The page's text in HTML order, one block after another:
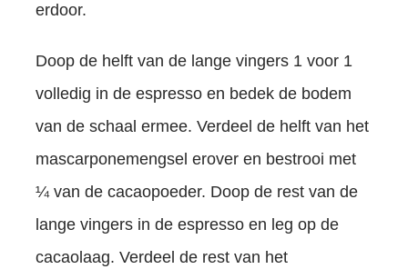
erdoor.
Doop de helft van de lange vingers 1 voor 1
volledig in de espresso en bedek de bodem
van de schaal ermee. Verdeel de helft van het
mascarponemengsel erover en bestrooi met
¼ van de cacaopoeder. Doop de rest van de
lange vingers in de espresso en leg op de
cacaolaag. Verdeel de rest van het